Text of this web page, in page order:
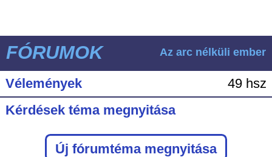
FÓRUMOK Az arc nélküli ember
Vélemények
49 hsz
Kérdések téma megnyitása
Új fórumtéma megnyitása